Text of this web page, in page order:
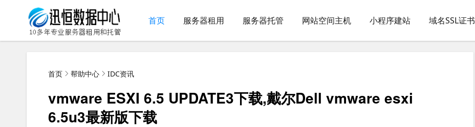
首页 服务器租用 服务器托管 网站空间主机 小程序建站 域名SSL证书
首页 帮助中心 IDC资讯
vmware ESXI 6.5 UPDATE3下载,戴尔Dell vmware esxi
6.5u3最新版下载